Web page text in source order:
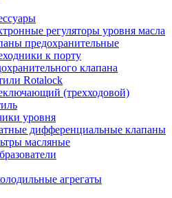
регуляторы уровня масла
предохранительные
к порту
клапана
Rotalock
(трехходовой)
уровня
дифференциальные клапаны
масляные
агрегаты